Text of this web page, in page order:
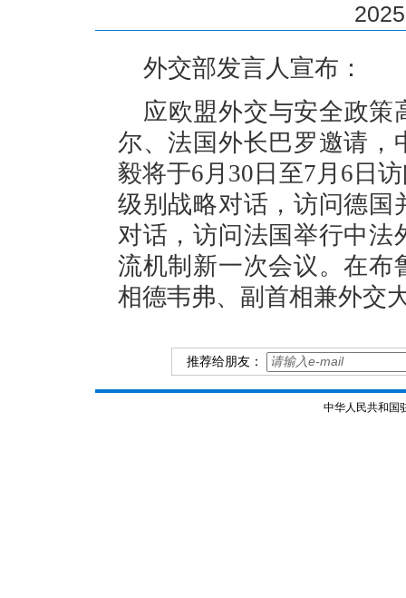
外交部发言人宣布：
应欧盟外交与安全政策
尔、法国外长巴罗邀请，
毅将于6月30日至7月6日
级别战略对话，访问德国
对话，访问法国举行中法
流机制新一次会议。在布
相德韦弗、副首相兼外交
推荐给朋友：
中华人民共和国